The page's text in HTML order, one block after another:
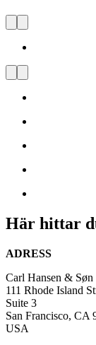
Carl
design
Här hittar
ADRESS
Carl Hansen & Søn
111 Rhode Island
Suite 3
San Francisco, CA
USA